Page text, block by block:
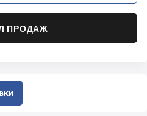
ПРОДАЖ